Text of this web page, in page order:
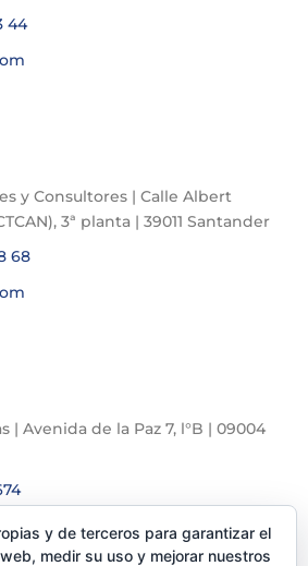
44
y Consultores | Calle Albert
3ª planta | 39011 Santander
68
| Avenida de la Paz 7, l°B | 09004
y de terceros para garantizar el
medir su uso y mejorar nuestros